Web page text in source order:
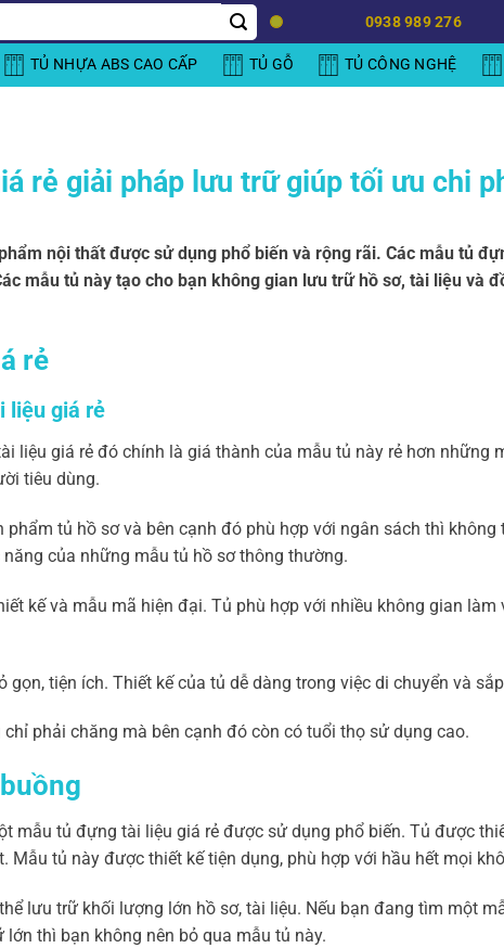
0938 989 276
TỦ NHỰA ABS CAO CẤP TỦ GỖ TỦ CÔNG NGHỆ
rẻ giải pháp lưu trữ giúp tối ưu chi
nội thất được sử dụng phổ biến và rộng rãi. Các mẫu tủ
mẫu tủ này tạo cho bạn không gian lưu trữ hồ sơ, tài liệu và
rẻ
liệu giá rẻ
liệu giá rẻ đó chính là giá thành của mẫu tủ này rẻ hơn những
tiêu dùng.
tủ hồ sơ và bên cạnh đó phù hợp với ngân sách thì
của những mẫu tủ hồ sơ thông thường.
kế và mẫu mã hiện đại. Tủ phù hợp với nhiều không gian
tiện ích. Thiết kế của tủ dễ dàng trong việc di chuyển và
phải chăng mà bên cạnh đó còn có tuổi thọ sử dụng cao.
mẫu tủ đựng tài liệu giá rẻ được sử dụng phổ biến. Tủ được
Mẫu tủ này được thiết kế tiện dụng, phù hợp với hầu hết mọi
lưu trữ khối lượng lớn hồ sơ, tài liệu. Nếu bạn đang tìm một
thì bạn không nên bỏ qua mẫu tủ này.